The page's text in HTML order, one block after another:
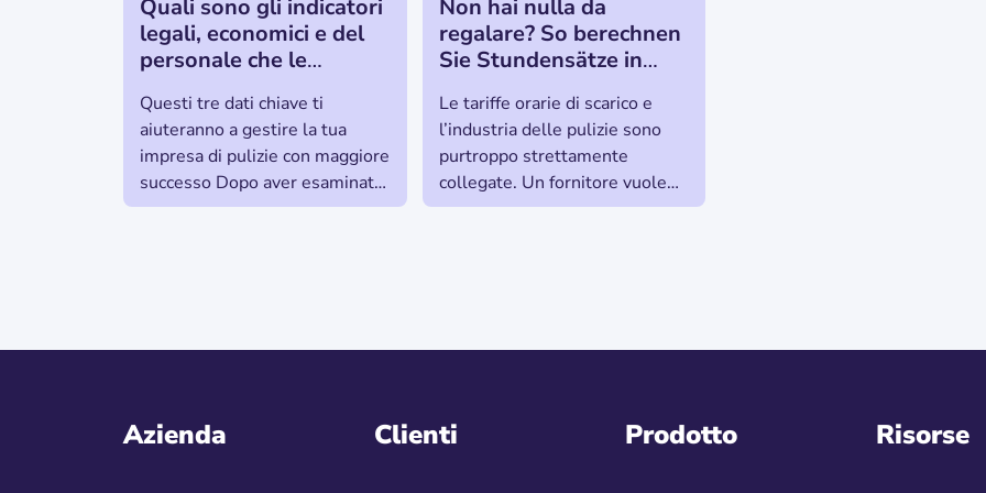
Quali sono gli indicatori
legali, economici e del
personale che le
Austria devono
rispettare?
Questi tre dati chiave ti
aiuteranno a gestire la tua
impresa di pulizie con maggiore
successo Dopo aver esaminato
le sette figure chiave più
Non hai nulla da
regalare? So berechnen
Sie Stundensätze in
richtig!
Le tariffe orarie di scarico e
l’industria delle pulizie sono
purtroppo strettamente
collegate. Un fornitore vuole
essere più economico
Azienda Clienti Prodotto Risorse